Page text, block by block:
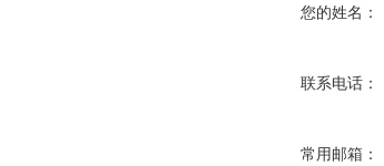
您的姓名：
联系电话：
常用邮箱：